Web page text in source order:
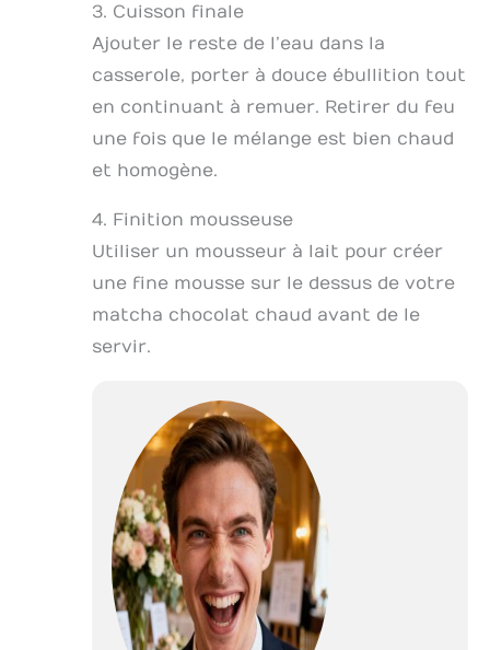
3. Cuisson finale
Ajouter le reste de l’eau dans la
casserole, porter à douce ébullition tout
en continuant à remuer. Retirer du feu
une fois que le mélange est bien chaud
et homogène.
4. Finition mousseuse
Utiliser un mousseur à lait pour créer
une fine mousse sur le dessus de votre
matcha chocolat chaud avant de le
servir.